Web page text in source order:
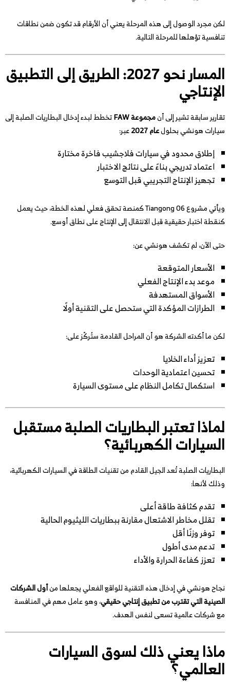
لكن مجرد الوصول إلى هذه المرحلة يعني أن الأرقام قد تكون ضمن نطاقات
تنافسية تؤهلها للمرحلة التالية.
المسار نحو 2027: الطريق إلى التطبيق
الإنتاجي
تقارير سابقة تشير إلى أنمجموعة FAW
تخطط لبدء إدخال البطاريات الصلبة إلى
سيارات هونشي بحلولعام 2027 عبر:
إطلاق محدود في سيارات فلاجشيب فاخرة مختارة
اعتماد تدريجي بناءً على نتائج الاختبار
تجهيز الإنتاج التجريبي قبل التوسع
ويأتي مشروع Tiangong 06 كمنصة تحقق فعلي لهذه الخطة، حيث يعمل
كنقطة اختبار حقيقية قبل الانتقال إلى الإنتاج على نطاق أوسع.
حتى الآن، لم تكشف هونشي عن:
الأسعار المتوقعة
موعد بدء الإنتاج الفعلي
الأسواق المستهدفة
الطرازات المؤكدة التي ستحصل على التقنية أولًا
لكن ما أكدته الشركة هو أن المراحل القادمة ستُركّز على:
تعزيز أداء الخلايا
تحسين اعتمادية الوحدات
استكمال تكامل النظام على مستوى السيارة
لماذا تعتبر البطاريات الصلبة مستقبل
السيارات الكهربائية؟
البطاريات الصلبة تُعد الجيل القادم من تقنيات الطاقة في السيارات الكهربائية،
وذلك لأنها:
تقدم كثافة طاقة أعلى
تقلل مخاطر الاشتعال مقارنة ببطاريات الليثيوم الحالية
توفر وزنًا أقل
تدعم مدى أطول
تعزز كفاءة الحرارة والأداء
نجاح هونشي في إدخال هذه التقنية للواقع الفعلي يجعلها منأول الشركات
الصينية التي تقترب من تطبيق إنتاجي حقيقي، وهو عامل مهم في المنافسة
مع شركات عالمية تسعى لنفس الهدف.
ماذا يعني ذلك لسوق السيارات
العالمي؟